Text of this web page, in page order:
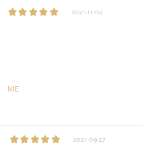
2021-11-02
NIE
2021-09-27